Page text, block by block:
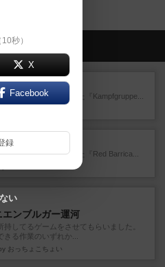
うのトップに戻る
しい投稿
ー戦闘団1
Avalon Hill社が出版した『Kampfgruppe...
リケ－ド工場
Avalon Hill社が出版した『Red Barrica...
エンブルガー運河
持してるゲームをさせてもらいました。
きる作業のいずれか...
おっちょこちょい
秒）
X
Facebook
録
い